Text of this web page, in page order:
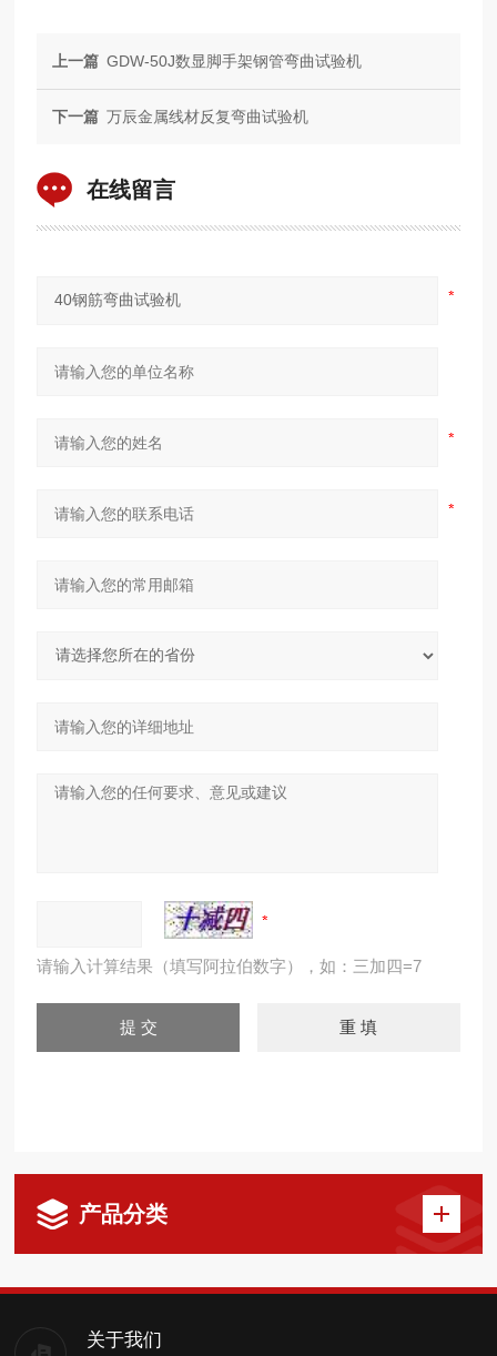
上一篇 GDW-50J数显脚手架钢管弯曲试验机
下一篇 万辰金属线材反复弯曲试验机
在线留言
请输入计算结果（填写阿拉伯数字），如：三加四=7
产品分类
关于我们